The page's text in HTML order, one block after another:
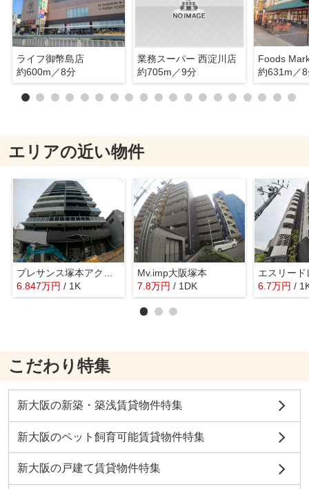
ライフ御幣島店
約600m／8分
業務スーパー 西淀川店
約705m／9分
約631m／
エリアの近い物件
6.847万円 / 1K
Mv.imp大阪塚本
7.8万円 / 1DK 6.7万円 /
こだわり特集
新大阪の新築・築浅賃貸物件特集
新大阪のペット飼育可能賃貸物件特集
新大阪の戸建て賃貸物件特集